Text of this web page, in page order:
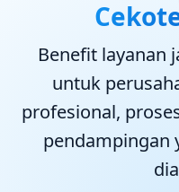
Benefit layanan
untuk
profesional,
pendampingan